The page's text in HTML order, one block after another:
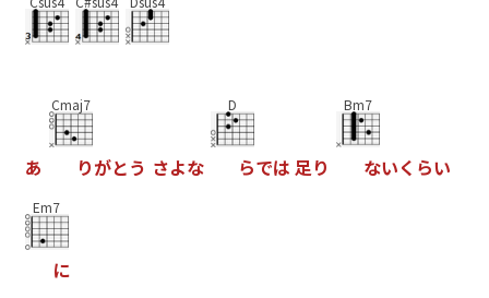
あ
Cmaj7
りがとう さよな
D
らでは 足り
Bm7
ないく らい
Em7
に